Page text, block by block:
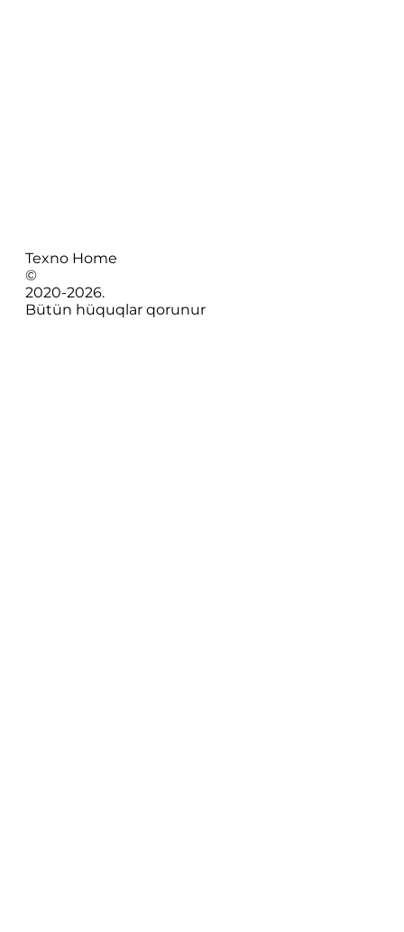
Texno Home
©
2020-2026.
Bütün hüquqlar qorunur